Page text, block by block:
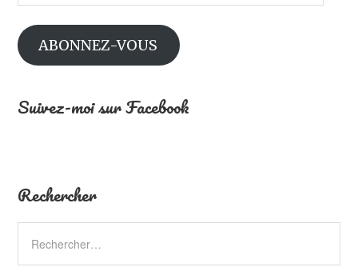
mail
ABONNEZ-VOUS
Suivez-moi sur Facebook
Rechercher